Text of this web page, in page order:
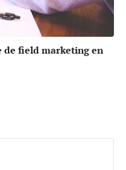
de field marketing en